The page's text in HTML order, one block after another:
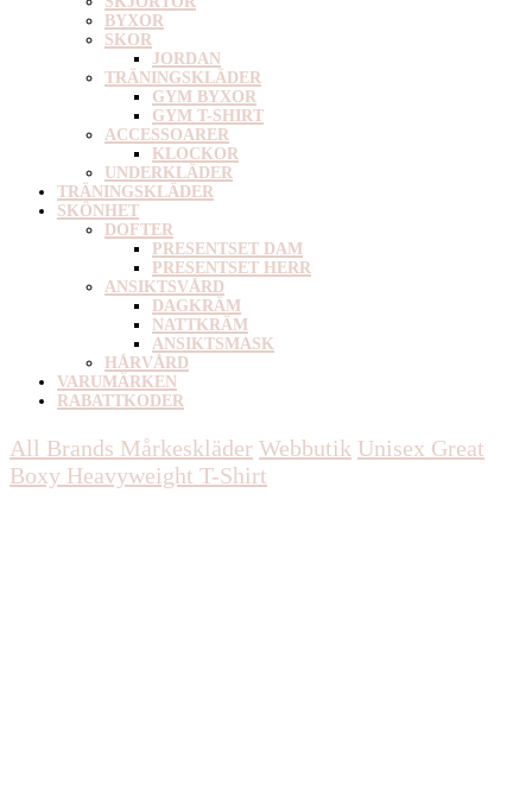
BYXOR
SKOR
JORDAN
TRÄNINGSKLÄDER
GYM BYXOR
GYM T-SHIRT
ACCESSOARER
KLOCKOR
UNDERKLÄDER
TRÄNINGSKLÄDER
SKÖNHET
DOFTER
PRESENTSET DAM
PRESENTSET HERR
ANSIKTSVÅRD
DAGKRÄM
NATTKRÄM
ANSIKTSMASK
HÅRVÅRD
VARUMÄRKEN
RABATTKODER
All Brands Mårkeskläder Webbutik Unisex Great
Boxy Heavyweight T-Shirt